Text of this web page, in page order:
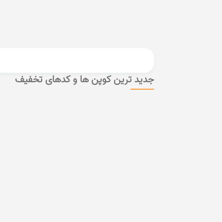
جدید ترین کوپن ها و کدهای تخفیف